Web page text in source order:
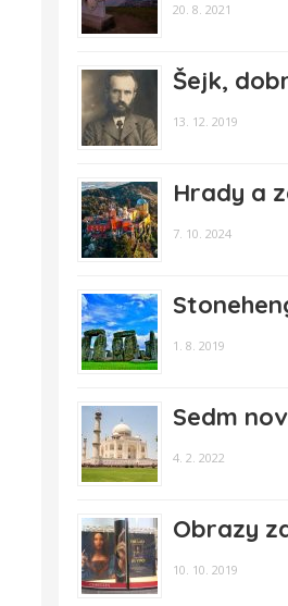
20. 8. 2021
Šejk,
13. 12. 2019
Hrady a
7. 10. 2024
1. 8. 2019
Sedm
4. 2. 2022
Obrazy
10. 10. 2019